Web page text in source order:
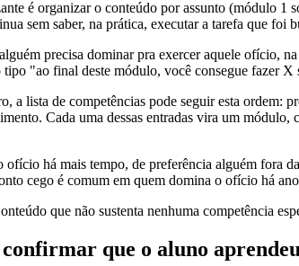
é organizar o conteúdo por assunto (módulo
sem saber, na prática, executar a tarefa que foi
precisa dominar pra exercer aquele ofício,
"ao final deste módulo, você consegue fazer
a lista de competências pode seguir esta ordem:
Cada uma dessas entradas vira um
há mais tempo, de preferência alguém fora
cego é comum em quem domina o ofício há
que não sustenta nenhuma competência
que o aluno